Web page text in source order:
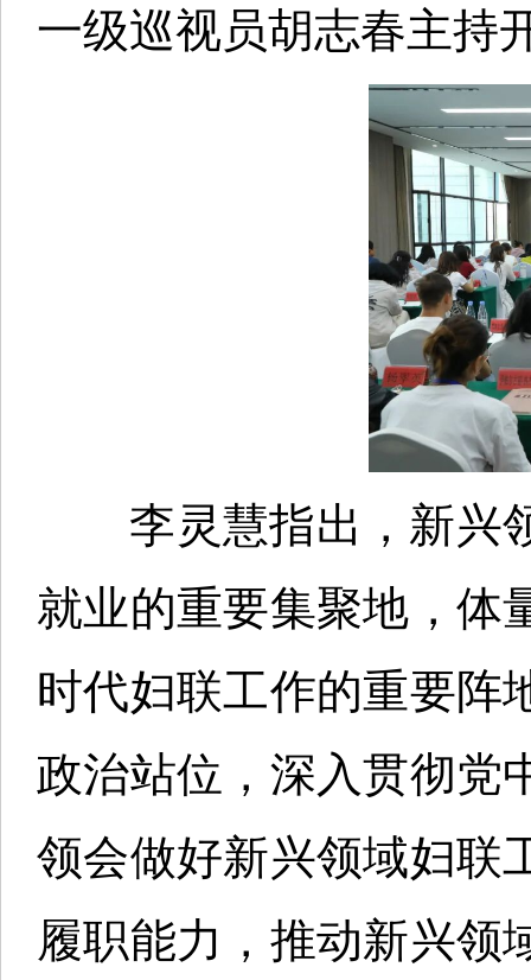
一级巡视员胡志春主持
李灵慧指出，新兴领
就业的重要集聚地，体
时代妇联工作的重要阵
政治站位，深入贯彻党
领会做好新兴领域妇联
履职能力，推动新兴领